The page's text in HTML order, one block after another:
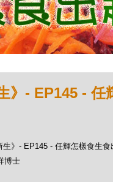
》- EP145 -
》- EP145 - 任輝怎樣食生食
博士